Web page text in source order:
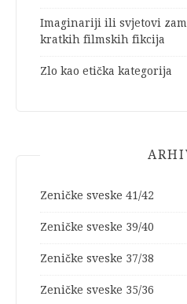
Imaginariji ili svjetovi
kratkih filmskih fikcija
Zlo kao etička kategorija
Zeničke sveske 41/42
Zeničke sveske 39/40
Zeničke sveske 37/38
Zeničke sveske 35/36